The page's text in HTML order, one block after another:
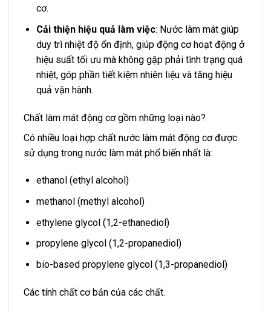
cơ.
Cải thiện hiệu quả làm việc: Nước làm mát giúp
duy trì nhiệt độ ổn định, giúp động cơ hoạt động ở
hiệu suất tối ưu mà không gặp phải tình trạng quá
nhiệt, góp phần tiết kiệm nhiên liệu và tăng hiệu
quả vận hành.
Chất làm mát động cơ gồm những loại nào?
Có nhiều loại hợp chất nước làm mát động cơ được
sử dụng trong nước làm mát phổ biến nhất là:
ethanol (ethyl alcohol)
methanol (methyl alcohol)
ethylene glycol (1,2-ethanediol)
propylene glycol (1,2-propanediol)
bio-based propylene glycol (1,3-propanediol)
Các tính chất cơ bản của các chất.